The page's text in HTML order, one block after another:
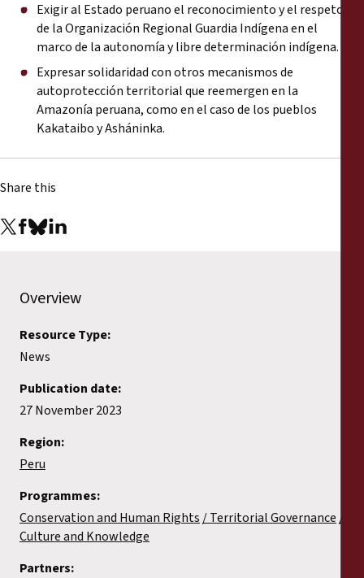
Exigir al Estado peruano el reconocimiento y el respeto
de la Organización Regional Guardia Indígena en el
marco de la autonomía y libre determinación indígena.
Expresar solidaridad con otros mecanismos de
autoprotección territorial que reemergen en la
Amazonía peruana, como en el caso de los pueblos
Kakataibo y Asháninka.
Share this
Overview
Resource Type:
News
Publication date:
27 November 2023
Region:
Peru
Programmes:
Conservation and Human Rights
Territorial Governance
Culture and Knowledge
Partners: